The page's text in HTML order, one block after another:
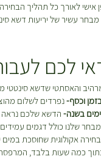
אישי לאורך כל תהליך
עשיר של יריעות דשא
לכם
והאסתטי שדשא סינטטי
וכסף-נפרדים לשלום
הדשא שלכם נראה
שלנו כולל דגמים
בחירה אקולוגית שחוסכת במים
כמה שעות בלבד, המרפסת